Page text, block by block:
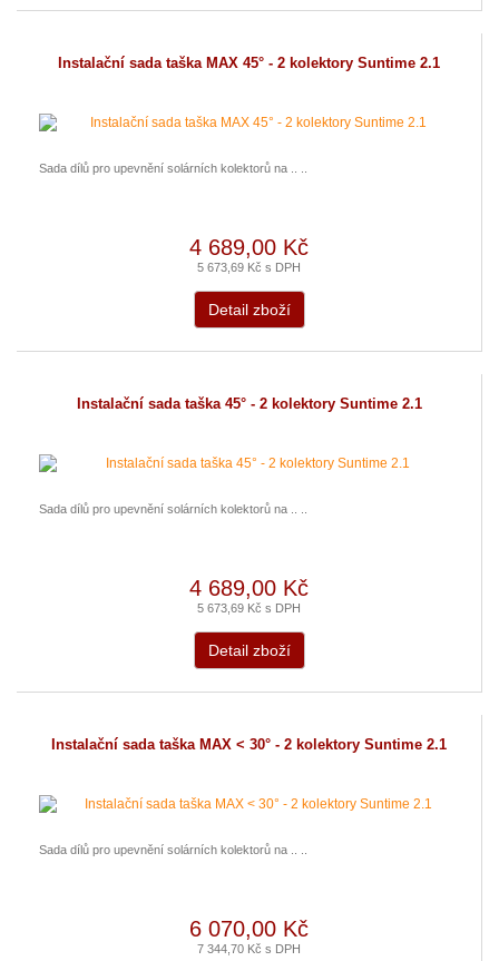
Instalační sada taška MAX 45° - 2 kolektory Suntime 2.1
Sada dílů pro upevnění solárních kolektorů na .. ..
4 689,00 Kč
5 673,69 Kč s DPH
Detail zboží
Instalační sada taška 45° - 2 kolektory Suntime 2.1
Sada dílů pro upevnění solárních kolektorů na .. ..
4 689,00 Kč
5 673,69 Kč s DPH
Detail zboží
Instalační sada taška MAX < 30° - 2 kolektory Suntime 2.1
Sada dílů pro upevnění solárních kolektorů na .. ..
6 070,00 Kč
7 344,70 Kč s DPH